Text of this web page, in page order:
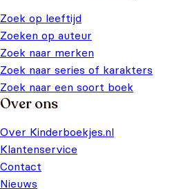
Zoek op leeftijd
Zoeken op auteur
Zoek naar merken
Zoek naar series of karakters
Zoek naar een soort boek
Over ons
Over Kinderboekjes.nl
Klantenservice
Contact
Nieuws